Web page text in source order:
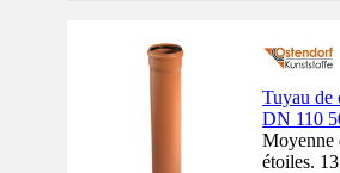
Tuyau de
DN 110
Moyenne
étoiles.